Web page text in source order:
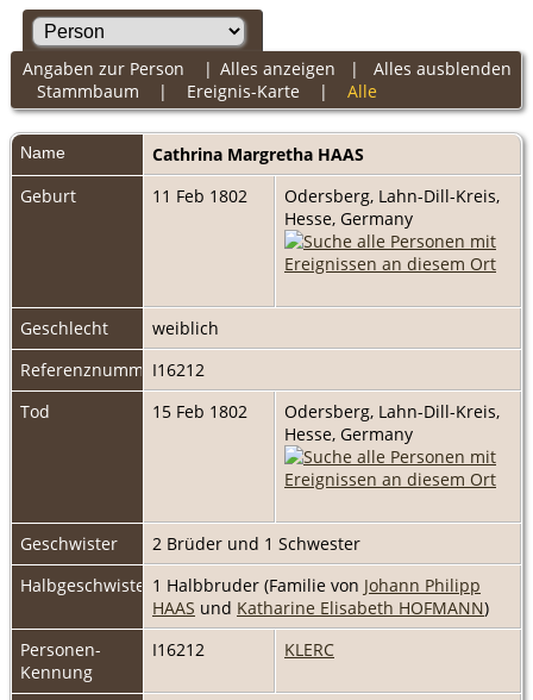
Alles anzeigen | Alles ausblenden
Angaben zur Person |
Stammbaum | Ereignis-Karte | Alle
Name Cathrina Margretha HAAS
Geburt
11 Feb 1802
Odersberg, Lahn-Dill-Kreis,
Hesse, Germany
Geschlecht
weiblich
ReferenznummerI16212
Tod
15 Feb 1802
Odersberg, Lahn-Dill-Kreis,
Hesse, Germany
Geschwister
2 Brüder und 1 Schwester
Halbgeschwister 1 Halbbruder (Familie von Johann Philipp
HAAS und Katharine Elisabeth HOFMANN)
Personen-
Kennung
I16212 KLERC